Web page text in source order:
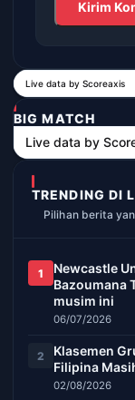
Live data by Scoreaxis
BIG MATCH
Live data by
TRENDING DI
Pilihan berita
1
Newcastle
Bazoumana
musim ini
06/07/2026
2
Klasemen
Filipina
02/08/2026